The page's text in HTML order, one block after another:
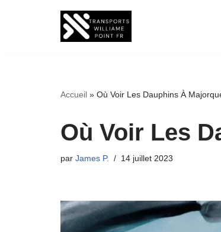
Accueil » Où Voir Les Dauphins À
Où Voir Les
par James P. 14 juillet 2023